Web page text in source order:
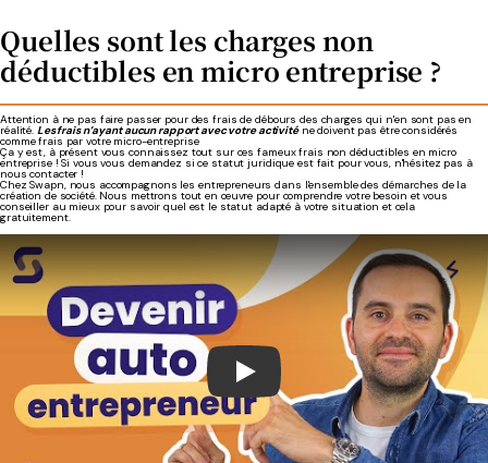
Quelles sont les charges non
déductibles en micro entreprise ?
Attention à ne pas faire passer pour des frais de débours des charges qui n'en sont pas en
réalité. Les frais n’ayant aucun rapport avec votre activiténe doivent pas être considérés
comme frais par votre micro-entreprise
Ça y est, à présent vous connaissez tout sur ces fameux frais non déductibles en micro
entreprise ! Si vous vous demandez si ce statut juridique est fait pour vous, n'hésitez pas à
nous contacter !
Chez Swapn, nous accompagnons les entrepreneurs dans l'ensemble des démarches de la
création de société. Nous mettrons tout en œuvre pour comprendre votre besoin et vous
conseiller au mieux pour savoir quel est le statut adapté à votre situation et cela
gratuitement.
Play